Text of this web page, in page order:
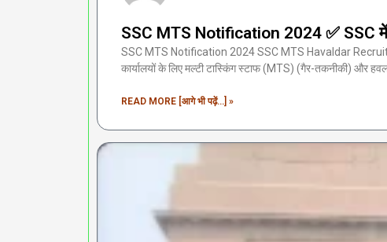
SSC MTS Notification 2024 ✅ SSC में
SSC MTS Notification 2024 SSC MTS Havaldar
कार्यालयों के लिए मल्टी टास्किंग स्टाफ (MTS) (गैर-तकनीकी) और
READ MORE [आगे भी पढ़ें...] »